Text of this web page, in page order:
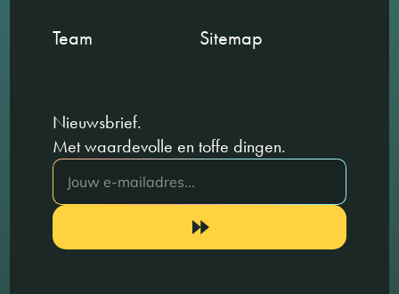
Team
Sitemap
Nieuwsbrief.
Met waardevolle en toffe dingen.